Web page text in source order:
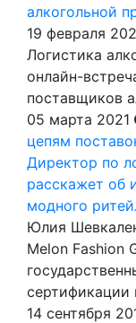
алкогольной
19 февраля
Логистика
онлайн-
поставщиков
05 марта 2021
цепям
Директор по
расскажет об
модного
Юлия
Melon Fashion
сертификации
14 сентября